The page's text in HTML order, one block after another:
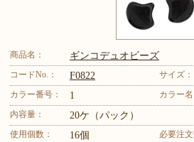
商品名： ギンコデュオビーズ
コードNo.： F0822 サイズ：
カラー番号： 1 カラー名
内容量： 20ケ（パック）
使用個数： 16個 必要注文